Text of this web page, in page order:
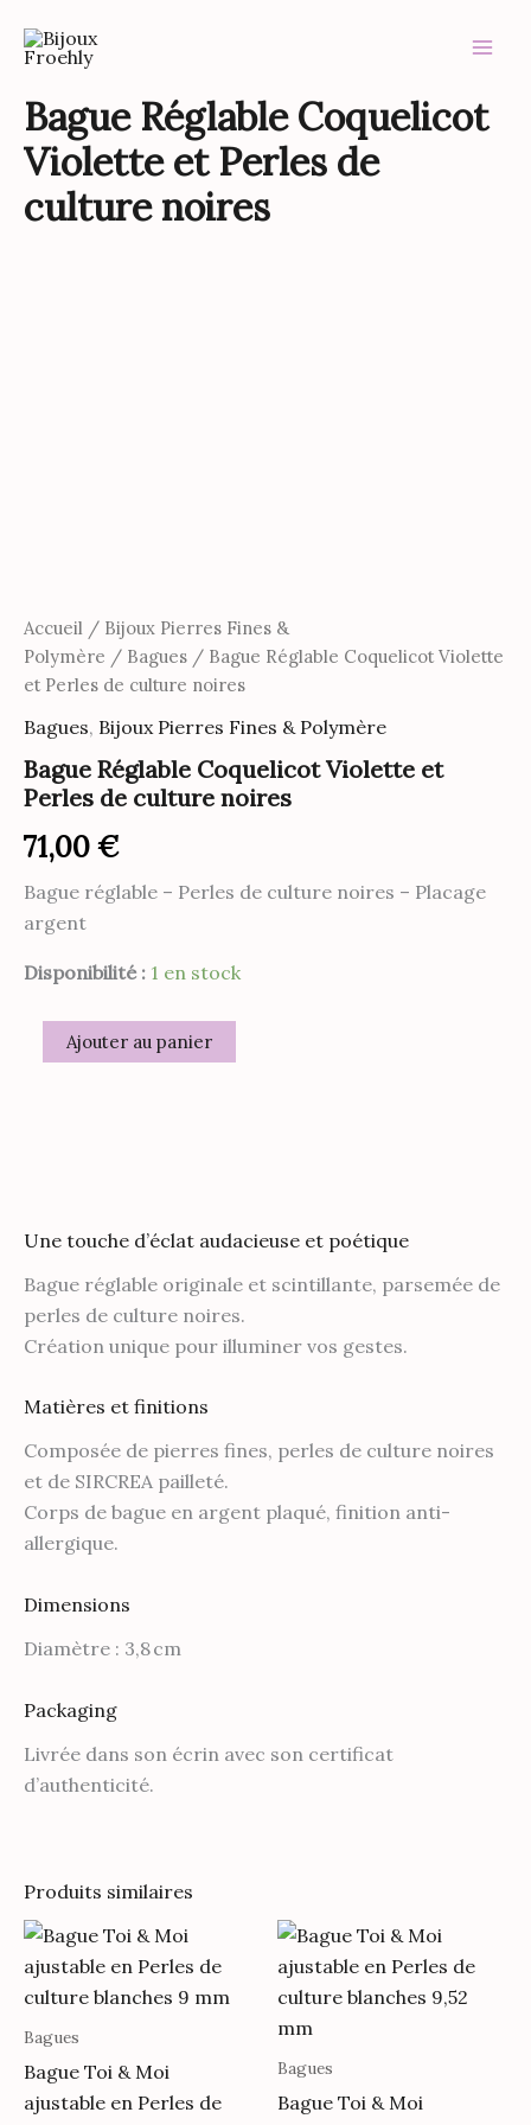
Bague Réglable Coquelicot
Violette et Perles de
culture noires
Accueil / Bijoux Pierres Fines &
Polymère / Bagues / Bague Réglable Coquelicot Violette
et Perles de culture noires
Bagues, Bijoux Pierres Fines & Polymère
Bague Réglable Coquelicot Violette et
Perles de culture noires
71,00€
Bague réglable – Perles de culture noires – Placage
argent
Disponibilité : 1 en stock
quantité
culture
Ajouter au panier
Une touche d’éclat audacieuse et poétique
Bague réglable originale et scintillante, parsemée de
perles de culture noires.
Création unique pour illuminer vos gestes.
Matières et finitions
Composée de pierres fines, perles de culture noires
et de SIRCREA pailleté.
Corps de bague en argent plaqué, finition anti-
allergique.
Dimensions
Diamètre : 3,8 cm
Packaging
Livrée dans son écrin avec son certificat
d’authenticité.
Produits similaires
Bagues
Bague Toi & Moi
ajustable en Perles de
Bagues
Bague Toi & Moi
Réglable
Coquelicot
et
Perles
de
culture
noires